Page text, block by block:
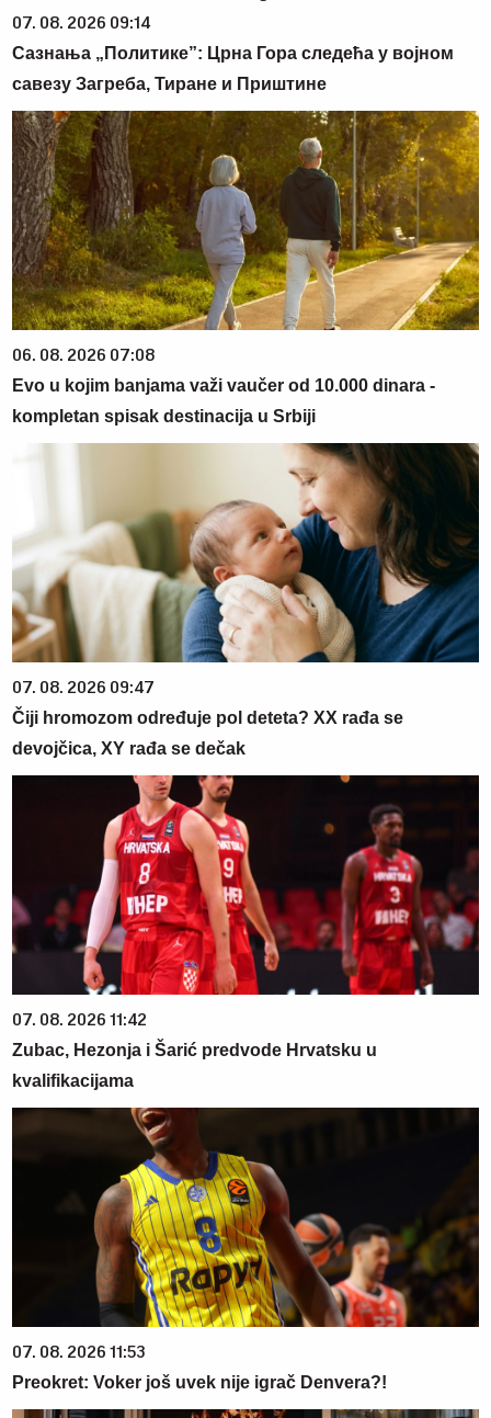
07. 08. 2026 09:14
Сазнања „Политике”: Црна Гора следећа у војном
савезу Загреба, Тиране и Приштине
06. 08. 2026 07:08
Evo u kojim banjama važi vaučer od 10.000 dinara -
kompletan spisak destinacija u Srbiji
07. 08. 2026 09:47
Čiji hromozom određuje pol deteta? XX rađa se
devojčica, XY rađa se dečak
07. 08. 2026 11:42
Zubac, Hezonja i Šarić predvode Hrvatsku u
kvalifikacijama
07. 08. 2026 11:53
Preokret: Voker još uvek nije igrač Denvera?!